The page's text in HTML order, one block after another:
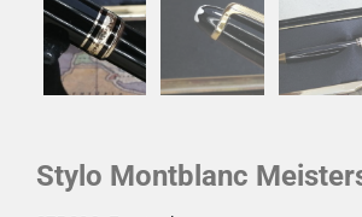
Stylo Montblanc